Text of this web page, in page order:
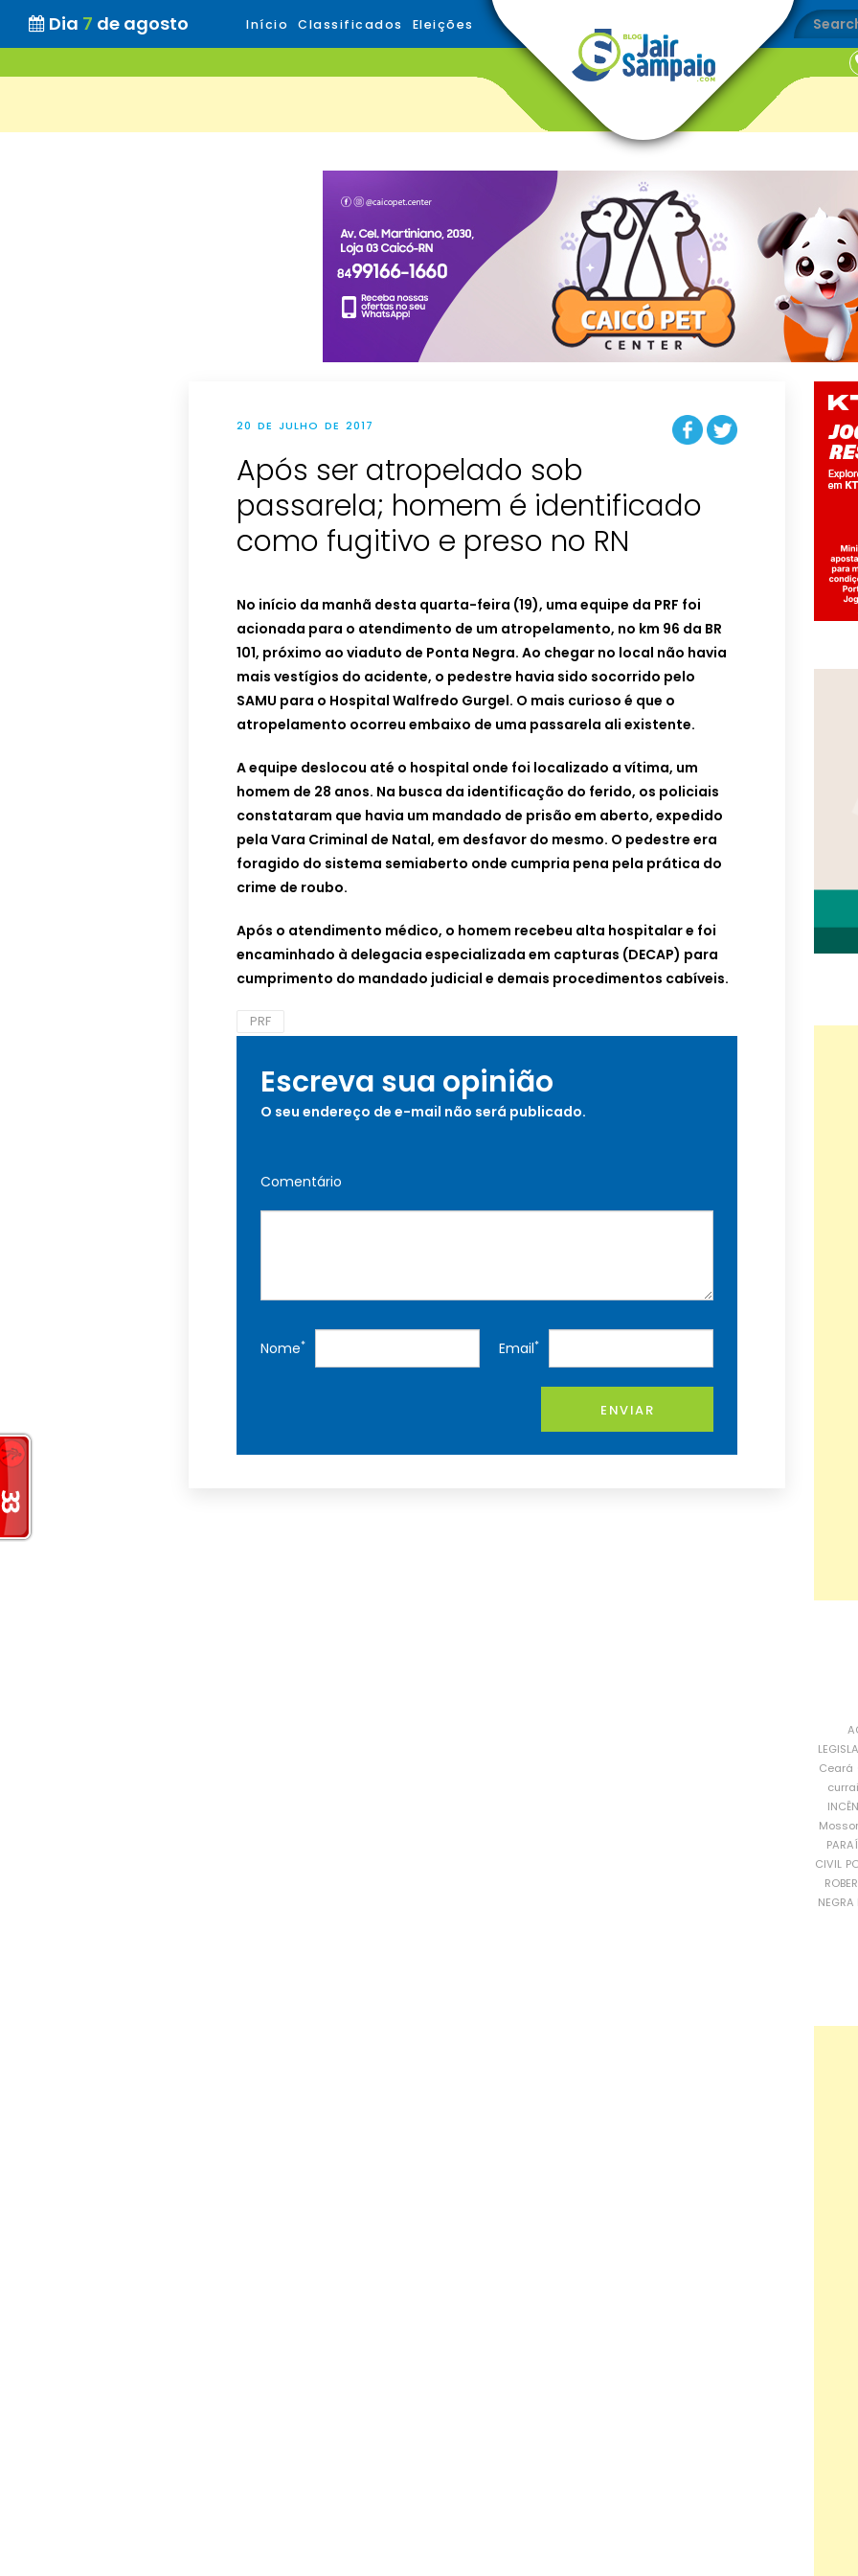
Dia 7 de agosto Início Classificados Eleições
20 DE JULHO DE 2017
Após ser atropelado sob
passarela; homem é identificado
como fugitivo e preso no RN
No início da manhã desta quarta-feira (19), uma equipe da PRF foi
acionada para o atendimento de um atropelamento, no km 96 da BR
101, próximo ao viaduto de Ponta Negra. Ao chegar no local não havia
mais vestígios do acidente, o pedestre havia sido socorrido pelo
SAMU para o Hospital Walfredo Gurgel. O mais curioso é que o
atropelamento ocorreu embaixo de uma passarela ali existente.
A equipe deslocou até o hospital onde foi localizado a vítima, um
homem de 28 anos. Na busca da identificação do ferido, os policiais
constataram que havia um mandado de prisão em aberto, expedido
pela Vara Criminal de Natal, em desfavor do mesmo. O pedestre era
foragido do sistema semiaberto onde cumpria pena pela prática do
crime de roubo.
Após o atendimento médico, o homem recebeu alta hospitalar e foi
encaminhado à delegacia especializada em capturas (DECAP) para
cumprimento do mandado judicial e demais procedimentos cabíveis.
PRF
Escreva sua opinião
O seu endereço de e-mail não será publicado.
Comentário
Nome* Email*
ENVIAR
Ceará
CIVIL
NEGRA